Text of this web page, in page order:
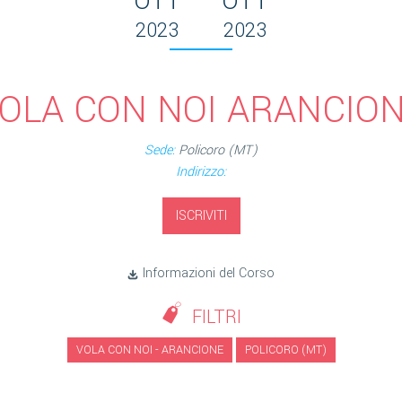
2023 2023
CON NOI
Sede:Policoro (MT)
Indirizzo:
ISCRIVITI
Informazioni del Corso
FILTRI
VOLA CON NOI - ARANCIONE POLICORO (MT)